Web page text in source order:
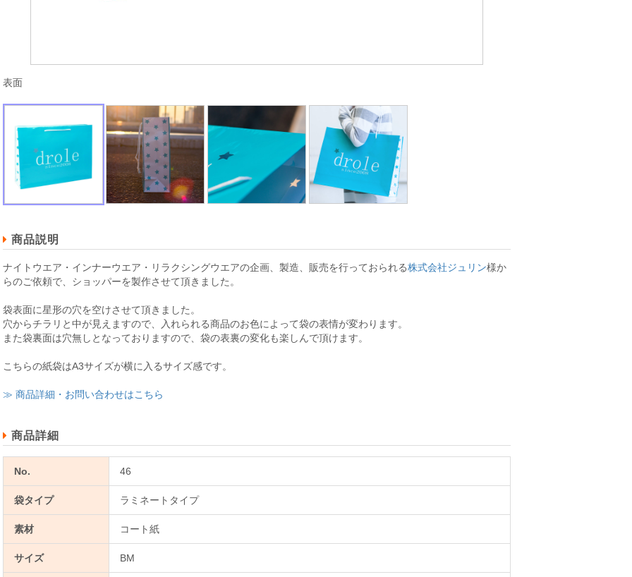
表面
商品説明
ナイトウエア・インナーウエア・リラクシングウエアの企画、製造、販売を行っておられる株式会社ジュリン様か
らのご依頼で、ショッパーを製作させて頂きました。
袋表面に星形の穴を空けさせて頂きました。
穴からチラリと中が見えますので、入れられる商品のお色によって袋の表情が変わります。
また袋裏面は穴無しとなっておりますので、袋の表裏の変化も楽しんで頂けます。
こちらの紙袋はA3サイズが横に入るサイズ感です。
≫ 商品詳細・お問い合わせはこちら
商品詳細
No. 46
袋タイプ ラミネートタイプ
素材 コート紙
サイズ BM